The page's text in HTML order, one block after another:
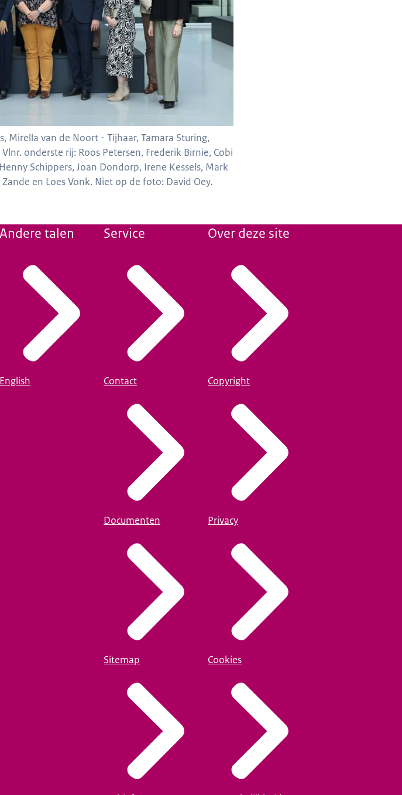
Mirella van de Noort - Tijhaar, Tamara Sturing,
onderste rij: Roos Petersen, Frederik Birnie, Cobi
Schippers, Joan Dondorp, Irene Kessels, Mark
en Loes Vonk. Niet op de foto: David Oey.
Andere talen
English
Service
Contact
Documenten
Sitemap
Over deze site
Copyright
Privacy
Cookies